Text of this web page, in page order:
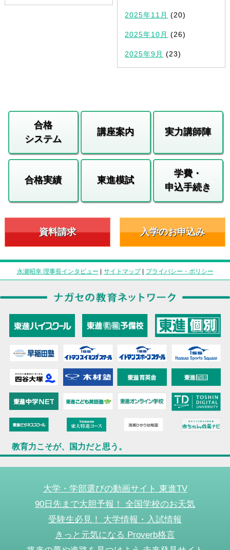
2025年11月 (20)
2025年10月 (26)
2025年9月 (23)
合格
システム
講座案内 実力講師陣
合格実績 東進模試
学費・
申込手続き
資料請求 入学のお申込み
永瀬昭幸 理事長インタビュー | サイトマップ| プライバシー・ポリシー
教育力こそが、国力だと思う。
大学・学部選びの動画サイト 東進TV
90日先まで大胆予報！ 全国学校のお天気
受験生必見！ 大学情報・入試情報
きっと元気になる Proverb格言